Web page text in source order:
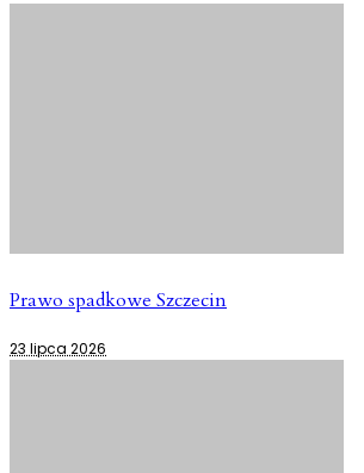
Prawo spadkowe Szczecin
23 lipca 2026